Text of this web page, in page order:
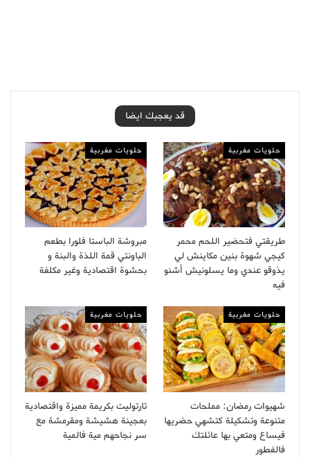
قد يعجبك ايضا
حلويات مغربية
طريقتي فتحضير اللحم محمر
كيجي شهوة بنين مكاينش لي
يذوقو عندي وما يسلونيش أشنو
فيه
حلويات مغربية
مبروشة الباستا فلورا بطعم
الباونتي قمة اللذة والبنة و
بحشوة اقتصادية وغير مكلفة
حلويات مغربية
شهيوات رمضان: مملحات
متنوعة وتشكيلة كتشهي حضريها
فيساع ومتعي بها عائلتك
فالفطور
حلويات مغربية
تارتوليت بكريمة مميزة واقتصادية
بعجينة هشيشة ومقرمشة مع
سر نجاحهم مية فالمية